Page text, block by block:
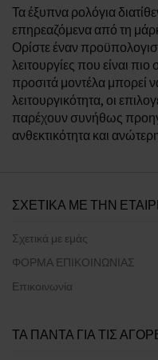
Τα έξυπνα ρολόγια
επηρεαζόμενα από τη
Ορίστε έναν
λειτουργίες που είναι
προσιτά μοντέλα μπορεί
λειτουργικότητα, οι
παρέχουν συνήθως
ανθεκτικότητα και
ΣΧΕΤΙΚΑ ΜΕ ΤΗΝ
Σχετικά με εμάς
ΦΟΡΜΑ ΕΠΙΚΟΙΝΩΝΙΑΣ
Επικοινωνία
ΤΑ ΠΑΝΤΑ ΓΙΑ ΤΙΣ